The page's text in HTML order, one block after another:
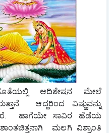
ಜೊತೆಯಲ್ಲಿ ಆದಿಶೇಷನ ಮೇಲೆ
ಆದ್ದರಿಂದ ವಿಷ್ಣುವನ್ನು
ಹಾಗೆಯೇ ಸಾವಿರ ಹೆಡೆಯ
ಮಲಗಿ ವಿಶ್ರಾಂತಿ